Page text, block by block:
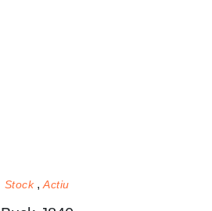
Stock Actiu